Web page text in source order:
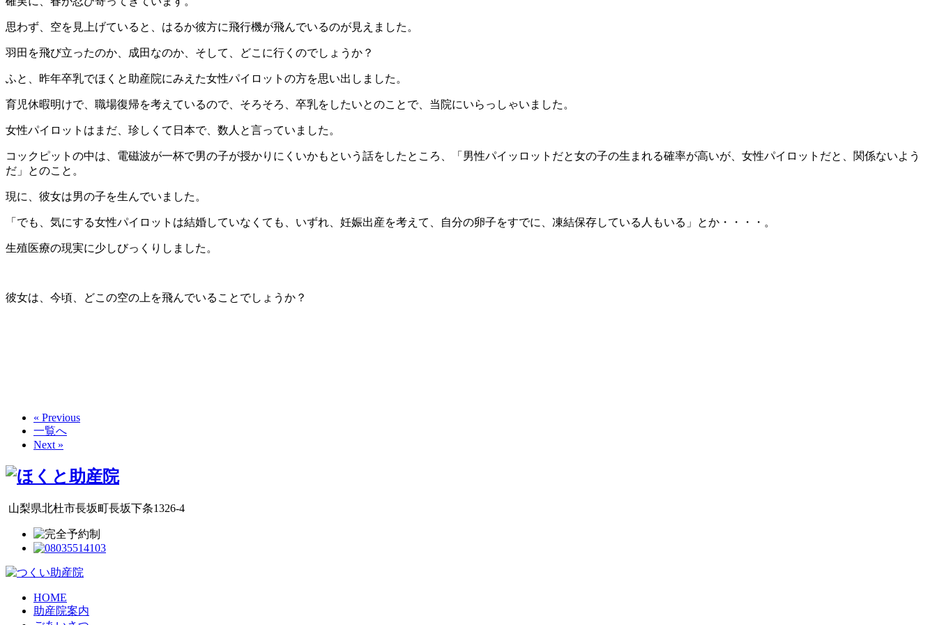
思わず、空を見上げていると、はるか彼方に飛行機が飛んでいるのが見えました。
羽田を飛び立ったのか、成田なのか、そして、どこに行くのでしょうか？
ふと、昨年卒乳でほくと助産院にみえた女性パイロットの方を思い出しました。
育児休暇明けで、職場復帰を考えているので、そろそろ、卒乳をしたいとのことで、当院にいらっしゃいました。
女性パイロットはまだ、珍しくて日本で、数人と言っていました。
コックピットの中は、電磁波が一杯で男の子が授かりにくいかもという話をしたところ、「男性パイッロットだと女の子の生まれる確率が高いが、女性パイロットだと、関係ないよう
だ」とのこと。
現に、彼女は男の子を生んでいました。
「でも、気にする女性パイロットは結婚していなくても、いずれ、妊娠出産を考えて、自分の卵子をすでに、凍結保存している人もいる」とか・・・・。
生殖医療の現実に少しびっくりしました。
彼女は、今頃、どこの空の上を飛んでいることでしょうか？
« Previous
一覧へ
Next »
山梨県北杜市長坂町長坂下条1326-4
HOME
助産院案内